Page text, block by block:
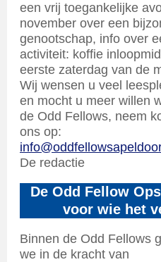
een vrij toegankelijke
november over een
genootschap, info over
activiteit: koffie
eerste zaterdag van de
Wij wensen u veel
en mocht u meer willen
de Odd Fellows, neem
ons op:
De redactie
De Odd Fellow
voor wie het
Binnen de Odd Fellows
we in de kracht van